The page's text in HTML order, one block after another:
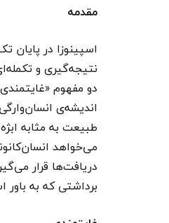
مقدمه
اسپینوزا در
نتیجه‌گیری و
دو مفهوم
اندیشه‌ی
طبیعت به مثابه
می‌خواهد
دریافت‌ها قرار
برداشتی که به